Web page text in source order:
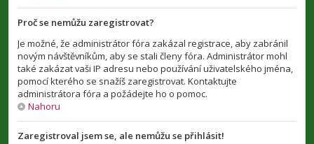
Proč se nemůžu zaregistrovat?
Je možné, že administrátor fóra zakázal registrace, aby zabránil
novým návštěvníkům, aby se stali členy fóra. Administrátor mohl
také zakázat vaši IP adresu nebo používání uživatelského jména,
pomocí kterého se snažíš zaregistrovat. Kontaktujte
administrátora fóra a požádejte ho o pomoc.
Nahoru
Zaregistroval jsem se, ale nemůžu se přihlásit!